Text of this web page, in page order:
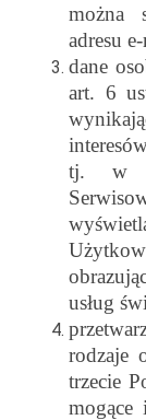
można
adresu
dane
art. 6
tj. w
usług
rodzaje
trzecie
mogące